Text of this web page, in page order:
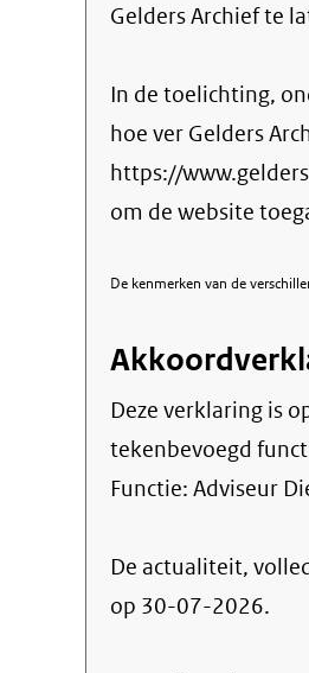
Gelders Archief te
In de toelichting,
hoe ver Gelders
https://
om de website
De kenmerken van de
Deze verklaring is
tekenbevoegd
Functie: Adviseur
De actualiteit,
op 30-07-2026.